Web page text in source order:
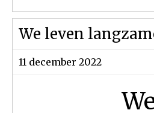
We leven
11 december 2022